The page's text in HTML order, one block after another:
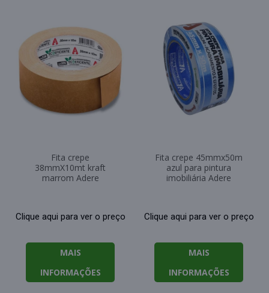
Fita crepe
38mmX10mt kraft
marrom Adere
Clique aqui para ver o preço
MAIS
INFORMAÇÕES
Fita crepe 45mmx50m
azul para pintura
imobiliária Adere
Clique aqui para ver o preço
MAIS
INFORMAÇÕES